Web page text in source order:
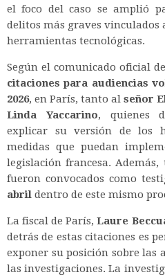
el foco del caso se amplió
delitos más graves vinculados
herramientas tecnológicas.
Según el comunicado oficial
citaciones para audiencias
2026, en París, tanto al señor
Linda Yaccarino, quienes
explicar su versión de los
medidas que puedan
legislación francesa.
fueron convocados como
abril dentro de este mismo
La fiscal de París,Laure
detrás de estas citaciones es
exponer su posición sobre las
las investigaciones. La